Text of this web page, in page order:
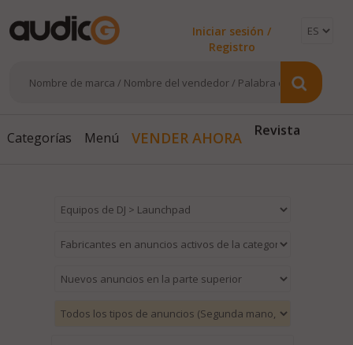
Iniciar sesión /
Registro
Categorías Menú VENDER AHORA Revista